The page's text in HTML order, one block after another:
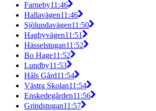
Farneby11:46
Hallavägen11:46
Sjölundavägen11:50
Hagbyvägen11:51
Hässelstugan11:52
Bo Hage11:52
Lundby11:53
Håls Gård11:54
Västra Skolan11:54
Enskedegården11:56
Grindstugan11:57